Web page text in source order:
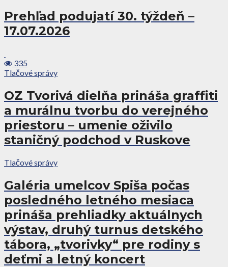
Prehľad podujatí 30. týždeň –
17.07.2026
335
Tlačové správy
OZ Tvorivá dielňa prináša graffiti
a murálnu tvorbu do verejného
priestoru – umenie oživilo
staničný podchod v Ruskove
Tlačové správy
Galéria umelcov Spiša počas
posledného letného mesiaca
prináša prehliadky aktuálnych
výstav, druhý turnus detského
tábora, „tvorivky“ pre rodiny s
deťmi a letný koncert